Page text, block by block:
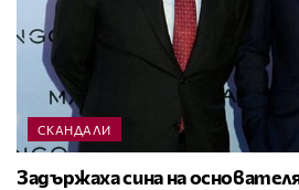
СКАНДАЛИ
Задържаха сина на